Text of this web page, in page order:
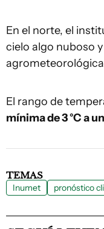
En el norte, el
cielo algo nuboso
El rango de
mínima de 3 °C a
TEMAS
Inumet pronóstico